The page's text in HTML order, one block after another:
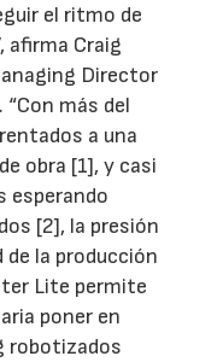
el ritmo de
afirma Craig
Director
más del
a una
obra [1], y casi
esperando
[2], la presión
la producción
Lite permite
poner en
robotizados